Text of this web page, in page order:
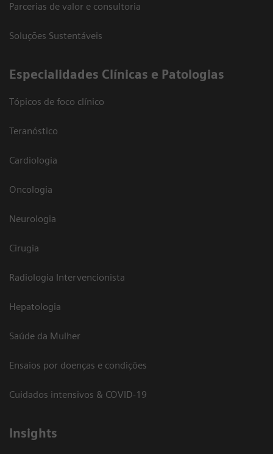
Parcerias de valor e consultoria
Soluções Sustentáveis
​Especialidades Clínicas e Patologias
Tópicos de foco clínico
Teranóstico
Cardiologia
Oncologia
Neurologia
Cirugia
Radiologia Intervencionista
Hepatologia
Saúde da Mulher
Ensaios por doenças e condições
Cuidados intensivos & COVID-19
Insights